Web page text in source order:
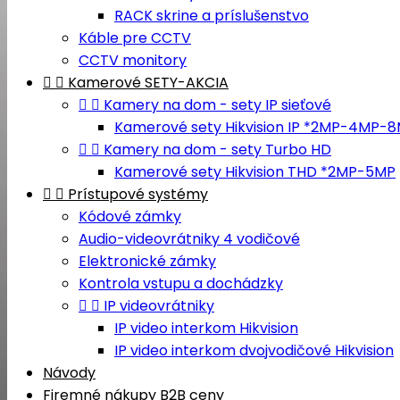
RACK skrine a príslušenstvo
Káble pre CCTV
CCTV monitory
  Kamerové SETY-AKCIA
  Kamery na dom - sety IP sieťové
Kamerové sety Hikvision IP *2MP-4MP-
  Kamery na dom - sety Turbo HD
Kamerové sety Hikvision THD *2MP-5MP
  Prístupové systémy
Kódové zámky
Audio-videovrátniky 4 vodičové
Elektronické zámky
Kontrola vstupu a dochádzky
  IP videovrátniky
IP video interkom Hikvision
IP video interkom dvojvodičové Hikvision
Návody
Firemné nákupy B2B ceny